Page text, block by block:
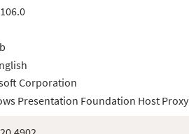
Corporation
Presentation Foundation Host Proxy